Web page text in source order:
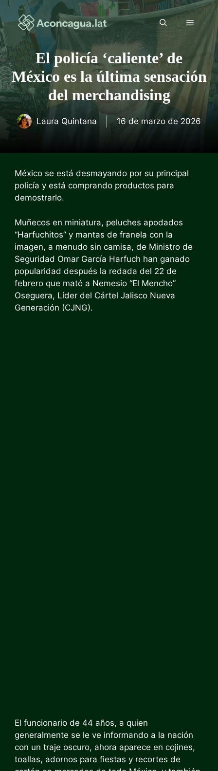
Saltar
al
contenido
Menú
El policía ‘caliente’ de
México es la última sensación
del merchandising
Laura Quintana 16 de marzo de 2026
México se está desmayando por su principal
policía y está comprando productos para
demostrarlo.
Muñecos en miniatura, peluches apodados
“Harfuchitos” y mantas de franela con la
imagen, a menudo sin camisa, de Ministro de
Seguridad Omar García Harfuch han ganado
popularidad después la redada del 22 de
febrero que mató a Nemesio “El Mencho”
Oseguera, Líder del Cártel Jalisco Nueva
Generación (CJNG).
El funcionario de 44 años, a quien
generalmente se le ve informando a la nación
con un traje oscuro, ahora aparece en cojines,
toallas, adornos para fiestas y recortes de